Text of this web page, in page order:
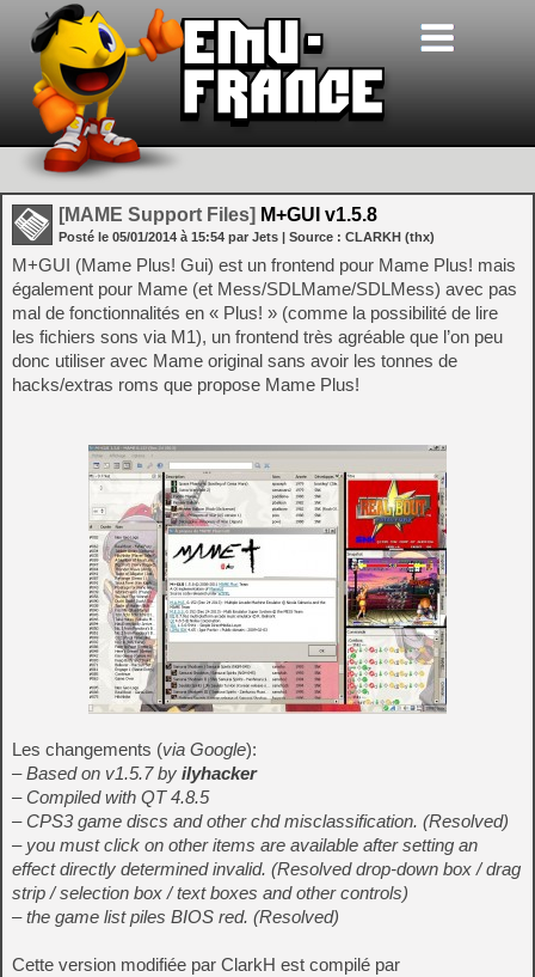
[MAME Support Files] M+GUI v1.5.8
Posté le 05/01/2014 à 15:54 par Jets | Source : CLARKH (thx)
M+GUI (Mame Plus! Gui) est un frontend pour Mame Plus! mais
également pour Mame (et Mess/SDLMame/SDLMess) avec pas
mal de fonctionnalités en « Plus! » (comme la possibilité de lire
les fichiers sons via M1), un frontend très agréable que l’on peu
donc utiliser avec Mame original sans avoir les tonnes de
hacks/extras roms que propose Mame Plus!
Les changements (via Google):
– Based on v1.5.7 by ilyhacker
– Compiled with QT 4.8.5
– CPS3 game discs and other chd misclassification. (Resolved)
– you must click on other items are available after setting an
effect directly determined invalid. (Resolved drop-down box / drag
strip / selection box / text boxes and other controls)
– the game list piles BIOS red. (Resolved)
Cette version modifiée par ClarkH est compilé par